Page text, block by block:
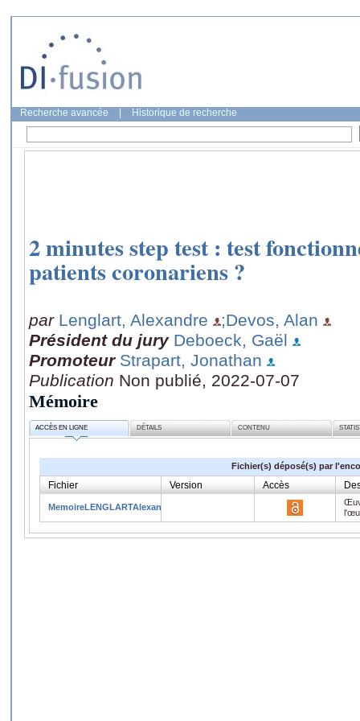
Recherche avancée Historique de recherche
2 minutes step test : test
patients coronariens ?
par Lenglart, Alexandre
;Devos, Alan
Président du jury Deboeck, Gaël
Promoteur Strapart, Jonathan
Publication Non publié, 2022-07-07
Mémoire
ACCÈS EN LIGNE DÉTAILS CONTENU
Fichier(s) déposé(s) par
Fichier Version Accès
MemoireLENGLARTAlexandreDEVOSAlan.pdf